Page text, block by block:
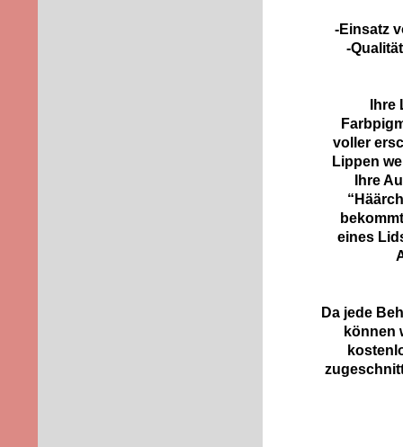
-Einsatz
-
Ihre
voller
Lippen
Ihre
eines
Da jede
können